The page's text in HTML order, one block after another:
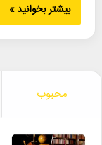
بیشتر بخوانید »
محبوب